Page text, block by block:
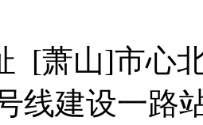
[萧山]市心
线建设一路